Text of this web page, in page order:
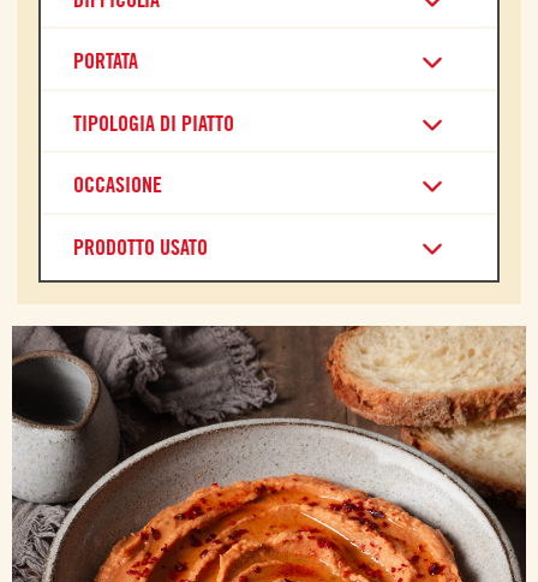
PORTATA
TIPOLOGIA DI PIATTO
OCCASIONE
PRODOTTO USATO